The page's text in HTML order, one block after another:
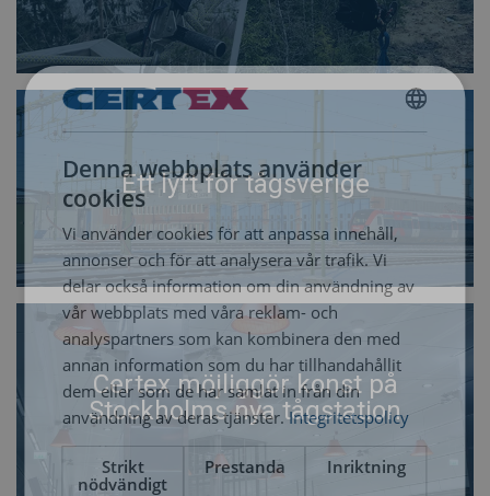
Ett lyft för tågsverige
Certex möjliggör konst på
Stockholms nya tågstation
SWEDISH
ENGLISH TRANSLATION
Denna webbplats använder
cookies
Vi använder cookies för att anpassa innehåll,
annonser och för att analysera vår trafik. Vi
delar också information om din användning av
vår webbplats med våra reklam- och
analyspartners som kan kombinera den med
annan information som du har tillhandahållit
dem eller som de har samlat in från din
användning av deras tjänster. Integritetspolicy
Strikt
nödvändigt
Prestanda Inriktning